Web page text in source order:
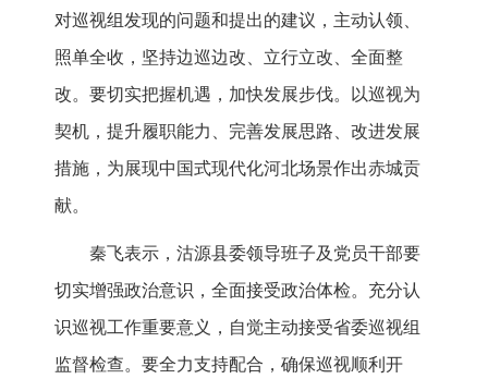
对巡视组发现的问题和提出的建议，主动认领、
照单全收，坚持边巡边改、立行立改、全面整
改。要切实把握机遇，加快发展步伐。以巡视为
契机，提升履职能力、完善发展思路、改进发展
措施，为展现中国式现代化河北场景作出赤城贡
献。
秦飞表示，沽源县委领导班子及党员干部要
切实增强政治意识，全面接受政治体检。充分认
识巡视工作重要意义，自觉主动接受省委巡视组
监督检查。要全力支持配合，确保巡视顺利开